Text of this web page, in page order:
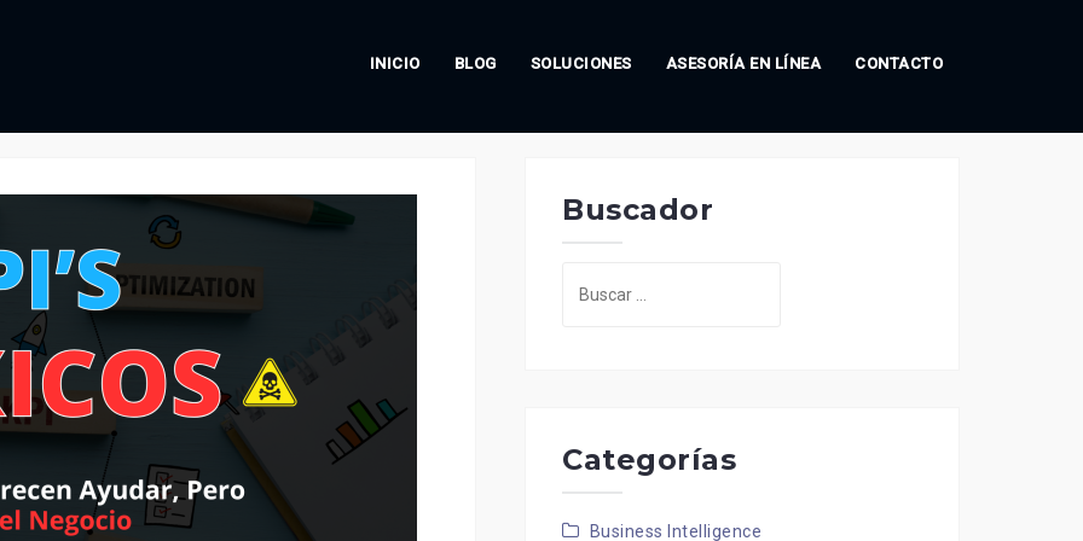
INICIO BLOG SOLUCIONES ASESORÍA EN LÍNEA CONTACTO
Buscador
Categorías
Business Intelligence